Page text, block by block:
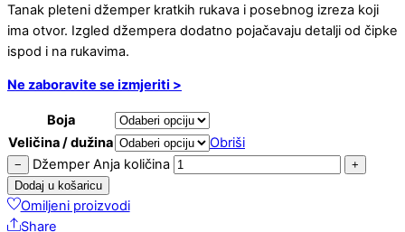
Tanak pleteni džemper kratkih rukava i posebnog izreza koji
ima otvor. Izgled džempera dodatno pojačavaju detalji od čipke
ispod i na rukavima.
Ne zaboravite se izmjeriti >
Boja
Veličina / dužina
Obriši
− Džemper Anja količina
+
Dodaj u košaricu
Omiljeni proizvodi
Share